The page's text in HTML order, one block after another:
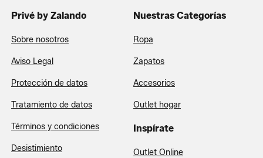
Privé by Zalando
Sobre nosotros
Aviso Legal
Protección de datos
Tratamiento de datos
Términos y condiciones
Desistimiento
Nuestras Categorías
Ropa
Zapatos
Accesorios
Outlet hogar
Inspírate
Outlet Online